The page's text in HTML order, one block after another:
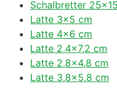
Schalbretter
Latte 3×5 cm
Latte 4×6 cm
Latte 2,4×7,2 cm
Latte 2,8×4,8 cm
Latte 3,8×5,8 cm